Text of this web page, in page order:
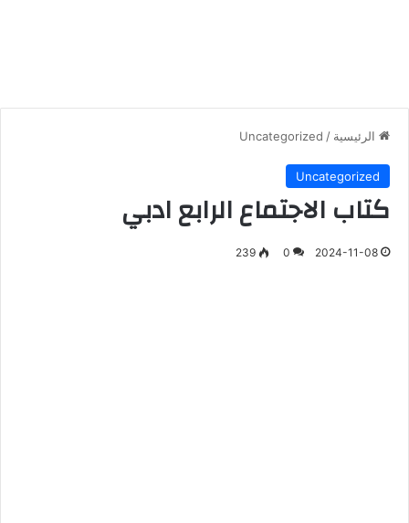
الرئيسية /
Uncategorized
Uncategorized
كتاب الاجتماع الرابع ادبي
2024-11-08
0
239